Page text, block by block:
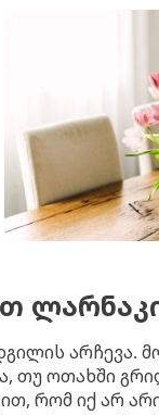
არჩევა.
თუ ოთახში
რომ იქ არ